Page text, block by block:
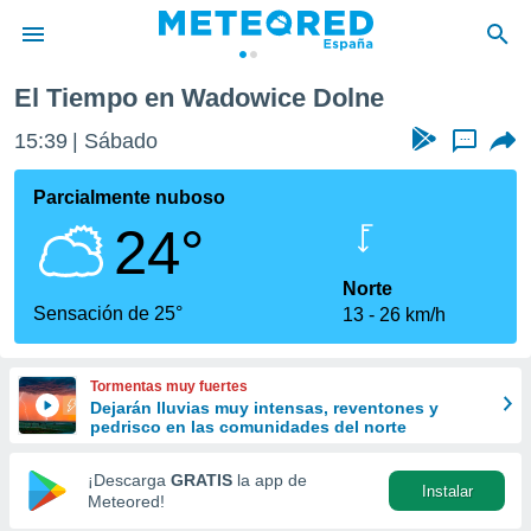
de
por
se
calidad.
a este
las
y
forma
digital
basada
El Tiempo en Wadowice Dolne
15:39 Sábado ...
Parcialmente nuboso
24°
Sensación de 25°
Norte
13
26 km/h
Tormentas muy fuertes
Dejarán lluvias muy intensas, reventones y
pedrisco en las comunidades del norte
¡Descarga GRATIS la app de
Meteored!
Instalar